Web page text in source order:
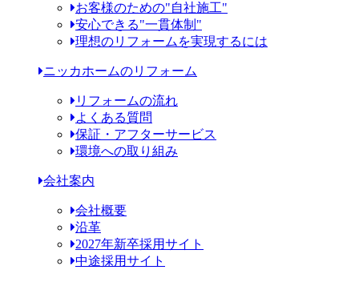
お客様のための"自社施工"
安心できる"一貫体制"
理想のリフォームを実現するには
ニッカホームのリフォーム
リフォームの流れ
よくある質問
保証・アフターサービス
環境への取り組み
会社案内
会社概要
沿革
2027年新卒採用サイト
中途採用サイト